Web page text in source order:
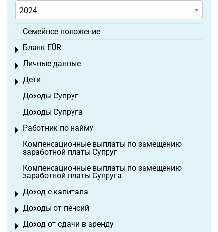
Семейное положение
Бланк EÜR
Toggle menu
Личные данные
Toggle menu
Дети
Toggle menu
Доходы Супруг
Доходы Супруга
Работник по найму
Toggle menu
Компенсационные выплаты по замещению
заработной платы Супруг
Компенсационные выплаты по замещению
заработной платы Супруга
Доход с капитала
Toggle menu
Доходы от пенсий
Toggle menu
Доход от сдачи в аренду
Toggle menu